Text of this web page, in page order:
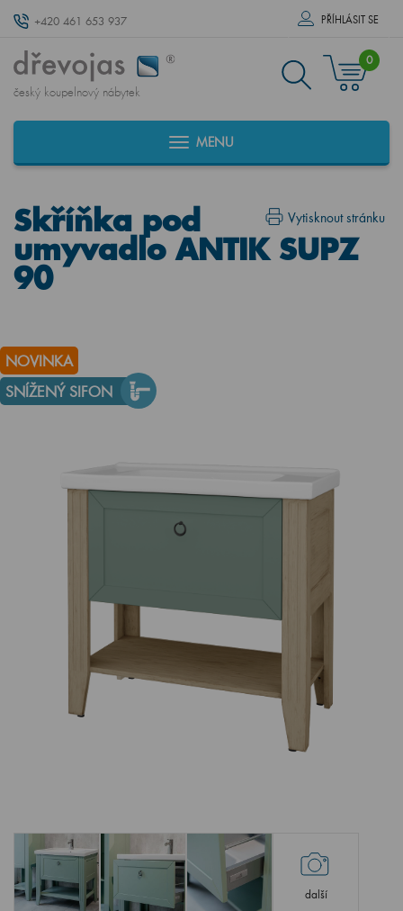
+420 461 653 937 PŘÍHLÁSIT SE
český koupelnový nábytek
0
MENU
Vytisknout stránku
Skříňka pod
umyvadlo ANTIK SUPZ
90
NOVINKA
SNÍŽENÝ SIFON
další